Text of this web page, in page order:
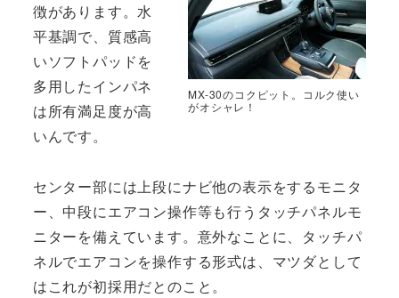
MX-30のコクピット。コルク使い
がオシャレ！
徴があります。水
平基調で、質感高
いソフトパッドを
多用したインパネ
は所有満足度が高
いんです。
センター部には上段にナビ他の表示をするモニタ
ー、中段にエアコン操作等も行うタッチパネルモ
ニターを備えています。意外なことに、タッチパ
ネルでエアコンを操作する形式は、マツダとして
はこれが初採用だとのこと。